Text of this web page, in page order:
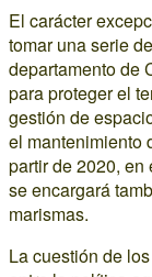
El carácter
tomar una serie
departamento de
para proteger el
gestión de
el mantenimiento
partir de 2020, en
se encargará
marismas.
La cuestión de